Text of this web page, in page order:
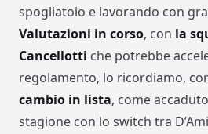
spogliatoio e lavorando con
Valutazioni in corso, con la
Cancellotti che potrebbe
regolamento, lo ricordiamo,
cambio in lista, come
stagione con lo switch tra